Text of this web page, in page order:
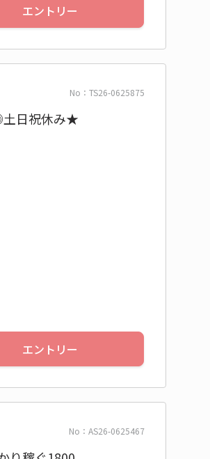
エントリー
No：TS26-0625875
土日祝休み★
エントリー
No：AS26-0625467